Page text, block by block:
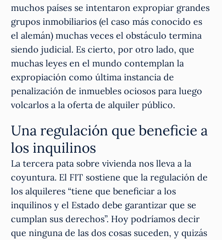
muchos países se intentaron expropiar grandes
grupos inmobiliarios (el caso más conocido es
el alemán) muchas veces el obstáculo termina
siendo judicial. Es cierto, por otro lado, que
muchas leyes en el mundo contemplan la
expropiación como última instancia de
penalización de inmuebles ociosos para luego
volcarlos a la oferta de alquiler público.
Una regulación que beneficie a
los inquilinos
La tercera pata sobre vivienda nos lleva a la
coyuntura. El FIT sostiene que la regulación de
los alquileres “tiene que beneficiar a los
inquilinos y el Estado debe garantizar que se
cumplan sus derechos”. Hoy podríamos decir
que ninguna de las dos cosas suceden, y quizás